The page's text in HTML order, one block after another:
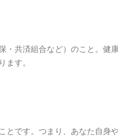
・共済組合など）のこと。
ます。
です。つまり、あなた自身